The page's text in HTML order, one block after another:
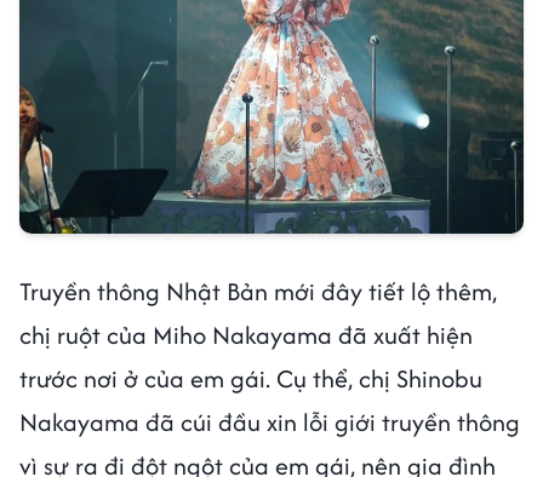
Truyền thông Nhật Bản mới đây tiết lộ thêm,
chị ruột của Miho Nakayama đã xuất hiện
trước nơi ở của em gái. Cụ thể, chị Shinobu
Nakayama đã cúi đầu xin lỗi giới truyền thông
vì sự ra đi đột ngột của em gái, nên gia đình